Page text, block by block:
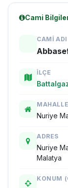
Cami
CAMI ADI
İLÇE
MAHALLE
Nuriye
ADRES
Nuriye
Malatya
KONUM